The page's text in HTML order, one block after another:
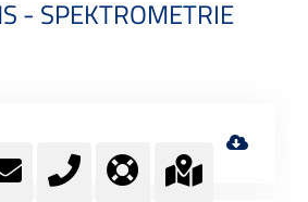
- SPEKTROMETRIE